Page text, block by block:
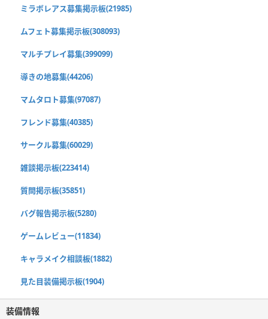
ミラボレアス募集掲示板(21985)
ムフェト募集掲示板(308093)
マルチプレイ募集(399099)
導きの地募集(44206)
マムタロト募集(97087)
フレンド募集(40385)
サークル募集(60029)
雑談掲示板(223414)
質問掲示板(35851)
バグ報告掲示板(5280)
ゲームレビュー(11834)
キャラメイク相談板(1882)
見た目装備掲示板(1904)
装備情報